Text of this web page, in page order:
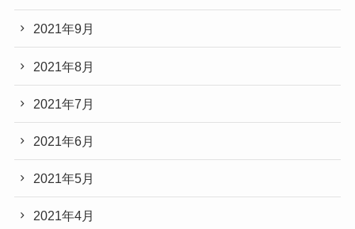
2021年9月
2021年8月
2021年7月
2021年6月
2021年5月
2021年4月